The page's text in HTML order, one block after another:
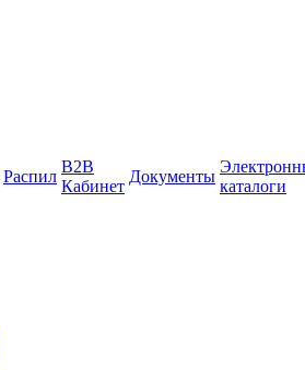
Распил
B2B
Кабинет
Документы
каталоги